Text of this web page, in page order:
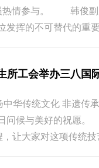
热情参与。 韩俊
挥的不可替代的重
工会举办三八国
华传统文化 非遗
问候与美好的祝
让大家对这项传统